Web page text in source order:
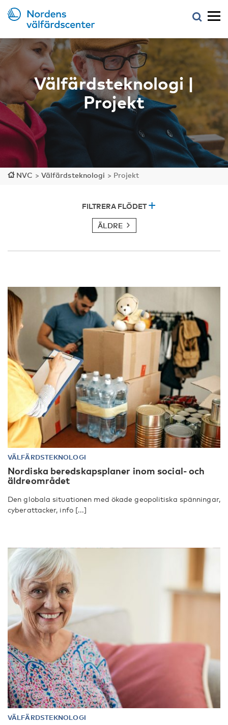
Välfärdsteknologi |
Projekt
NVC > Välfärdsteknologi > Projekt
FILTRERA FLÖDET
ÄLDRE
VÄLFÄRDSTEKNOLOGI
Nordiska beredskapsplaner inom social- och
äldreområdet
Den globala situationen med ökade geopolitiska spänningar,
cyberattacker, info [...]
VÄLFÄRDSTEKNOLOGI